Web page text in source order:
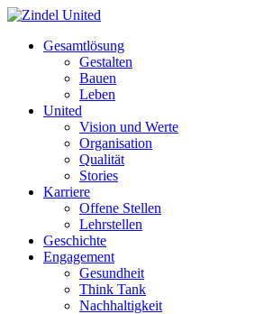
Gesamtlösung
Gestalten
Bauen
Leben
United
Vision und Werte
Organisation
Qualität
Stories
Karriere
Offene Stellen
Lehrstellen
Geschichte
Engagement
Gesundheit
Think Tank
Nachhaltigkeit